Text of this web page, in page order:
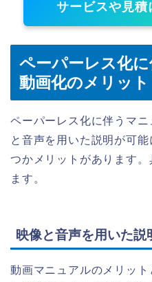
サービスや見積
ペーパーレス化
動画化のメリット
ペーパーレス化に伴うマ
と音声を用いた説明が可
つかメリットがあります
ます。
映像と音声を用いた説
動画マニュアルのメリッ